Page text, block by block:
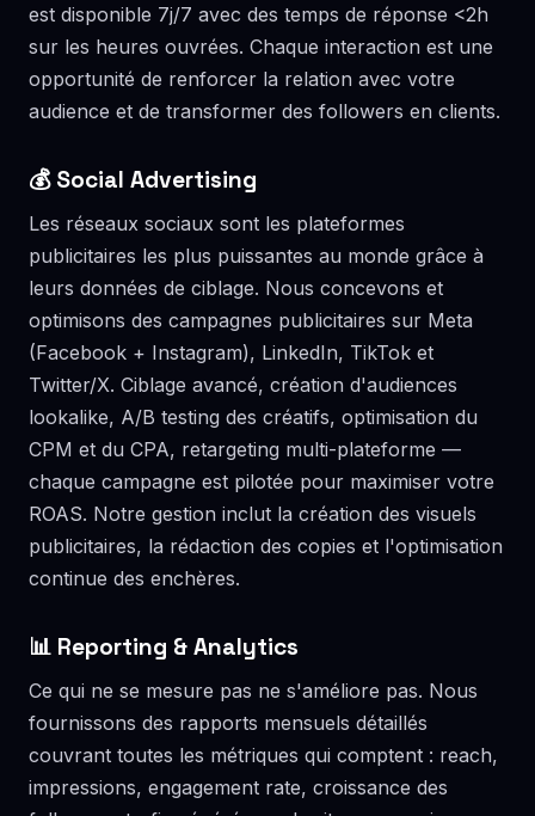
est disponible 7j/7 avec des temps de réponse <2h
sur les heures ouvrées. Chaque interaction est une
opportunité de renforcer la relation avec votre
audience et de transformer des followers en clients.
💰 Social Advertising
Les réseaux sociaux sont les plateformes
publicitaires les plus puissantes au monde grâce à
leurs données de ciblage. Nous concevons et
optimisons des campagnes publicitaires sur Meta
(Facebook + Instagram), LinkedIn, TikTok et
Twitter/X. Ciblage avancé, création d'audiences
lookalike, A/B testing des créatifs, optimisation du
CPM et du CPA, retargeting multi-plateforme —
chaque campagne est pilotée pour maximiser votre
ROAS. Notre gestion inclut la création des visuels
publicitaires, la rédaction des copies et l'optimisation
continue des enchères.
📊 Reporting & Analytics
Ce qui ne se mesure pas ne s'améliore pas. Nous
fournissons des rapports mensuels détaillés
couvrant toutes les métriques qui comptent : reach,
impressions, engagement rate, croissance des